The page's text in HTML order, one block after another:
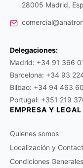
28005 Madrid,
Delegaciones:
Madrid: +34 91 366
Barcelona: +34 93
Bilbao: +34 94 463
Portugal: +351 219
EMPRESA Y LEGAL
Quiénes somos
Localización y
Condiciones